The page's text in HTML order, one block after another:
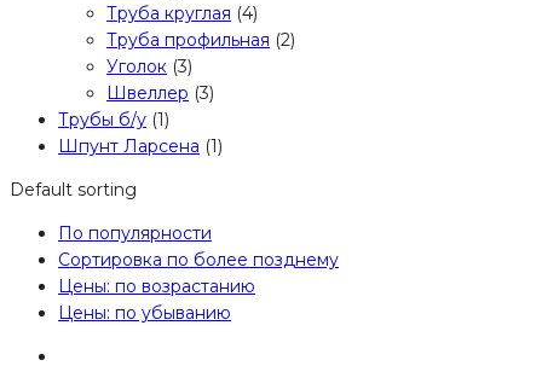
Труба круглая (4)
Труба профильная (2)
Уголок (3)
Швеллер (3)
Трубы б/у (1)
Шпунт Ларсена (1)
Default sorting
По популярности
Сортировка по более позднему
Цены: по возрастанию
Цены: по убыванию